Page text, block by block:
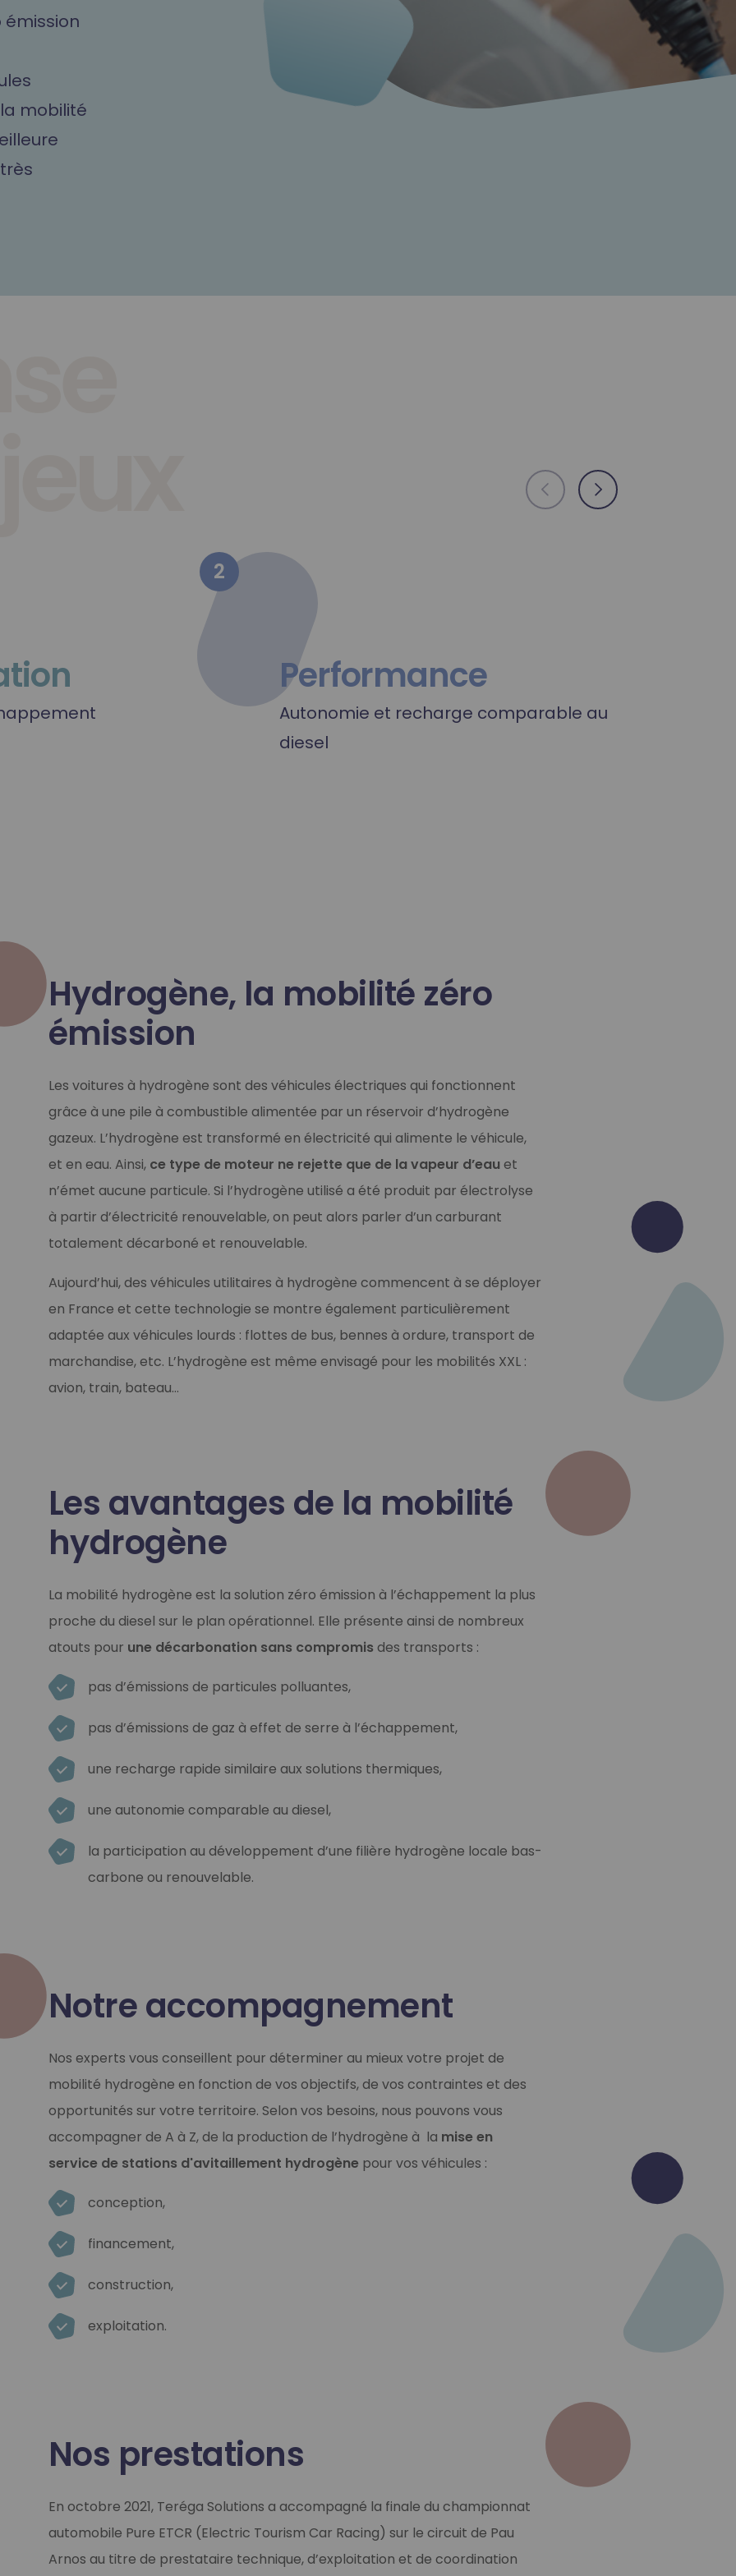
émission
mobilité
2
Performance
Autonomie et recharge comparable au
diesel
comparable au diesel
émissions (ZFE)
Hydrogène, la mobilité zéro
émission
Les voitures à hydrogène sont des véhicules électriques qui fonctionnent
grâce à une pile à combustible alimentée par un réservoir d’hydrogène
gazeux. L’hydrogène est transformé en électricité qui alimente le véhicule,
et en eau. Ainsi, ce type de moteur ne rejette que de la vapeur d’eauet
n’émet aucune particule. Si l’hydrogène utilisé a été produit par électrolyse
à partir d’électricité renouvelable, on peut alors parler d’un carburant
totalement décarboné et renouvelable.
Aujourd’hui, des véhicules utilitaires à hydrogène commencent à se déployer
en France et cette technologie se montre également particulièrement
adaptée aux véhicules lourds : flottes de bus, bennes à ordure, transport de
marchandise, etc. L’hydrogène est même envisagé pour les mobilités XXL :
avion, train, bateau…
Les avantages de la mobilité
hydrogène
La mobilité hydrogène est la solution zéro émission à l’échappement la plus
proche du diesel sur le plan opérationnel. Elle présente ainsi de nombreux
atouts pour une décarbonation sans compromis des transports :
pas d’émissions de particules polluantes,
pas d’émissions de gaz à effet de serre à l’échappement,
une recharge rapide similaire aux solutions thermiques,
une autonomie comparable au diesel,
la participation au développement d’une filière hydrogène locale bas-
carbone ou renouvelable.
Notre accompagnement
Nos experts vous conseillent pour déterminer au mieux votre projet de
mobilité hydrogène en fonction de vos objectifs, de vos contraintes et des
opportunités sur votre territoire. Selon vos besoins, nous pouvons vous
accompagner de A à Z, de la production de l’hydrogène à la mise en
service de stations d'avitaillement hydrogène pour vos véhicules :
conception,
financement,
construction,
exploitation.
Nos prestations
En octobre 2021, Teréga Solutions a accompagné la finale du championnat
automobile Pure ETCR (Electric Tourism Car Racing) sur le circuit de Pau
Arnos au titre de prestataire technique, d’exploitation et de coordination